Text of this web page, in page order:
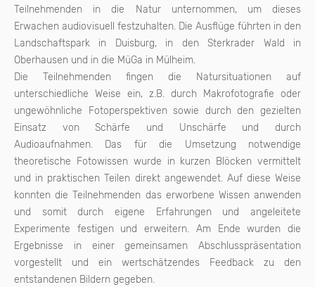
Teilnehmenden in die Natur unternommen, um dieses
Erwachen audiovisuell festzuhalten. Die Ausflüge führten in den
Landschaftspark in Duisburg, in den Sterkrader Wald in
Oberhausen und in die MüGa in Mülheim.
Die Teilnehmenden fingen die Natursituationen auf
unterschiedliche Weise ein, z.B. durch Makrofotografie oder
ungewöhnliche Fotoperspektiven sowie durch den gezielten
Einsatz von Schärfe und Unschärfe und durch
Audioaufnahmen. Das für die Umsetzung notwendige
theoretische Fotowissen wurde in kurzen Blöcken vermittelt
und in praktischen Teilen direkt angewendet. Auf diese Weise
konnten die Teilnehmenden das erworbene Wissen anwenden
und somit durch eigene Erfahrungen und angeleitete
Experimente festigen und erweitern. Am Ende wurden die
Ergebnisse in einer gemeinsamen Abschlusspräsentation
vorgestellt und ein wertschätzendes Feedback zu den
entstandenen Bildern gegeben.